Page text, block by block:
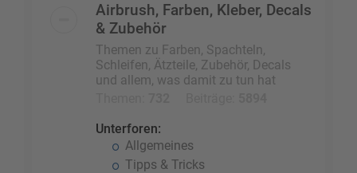
Airbrush, Farben, Kleber, Decals
& Zubehör
Themen zu Farben, Spachteln,
Schleifen, Ätzteile, Zubehör, Decals
und allem, was damit zu tun hat
Unterforen:
Allgemeines
Tipps & Tricks